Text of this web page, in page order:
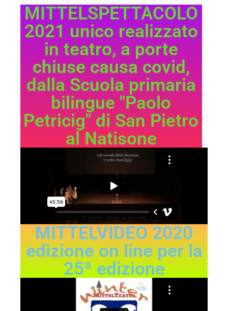
MITTELSPETTACOLO
2021 unico realizzato
in teatro, a porte
chiuse causa covid,
dalla Scuola primaria
bilingue "Paolo
Petricig" di San Pietro
al Natisone
MITTELVIDEO 2020
edizione on line per la
25ª edizione